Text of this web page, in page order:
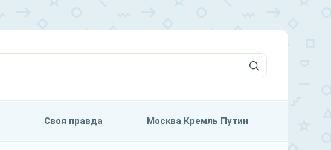
Своя правда Москва Кремль Путин